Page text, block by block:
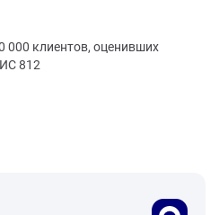
000 клиентов, оценивших
812